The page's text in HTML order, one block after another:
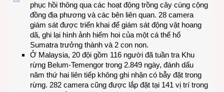
phục hồi thông qua các hoạt động trồng cây cùng cộng
đồng địa phương và các bên liên quan. 28 camera
giám sát được triển khai để giám sát động vật hoang
dã, ghi lại hình ảnh hiếm hoi của một cá thể hổ
Sumatra trưởng thành và 2 con non.
Ở Malaysia, 20 đội gồm 116 người đã tuần tra Khu
rừng Belum-Temengor trong 2.849 ngày, đánh dấu
năm thứ hai liên tiếp không ghi nhận có bẫy đặt trong
rừng. 282 camera cũng được lắp đặt tại 141 vị trí trong